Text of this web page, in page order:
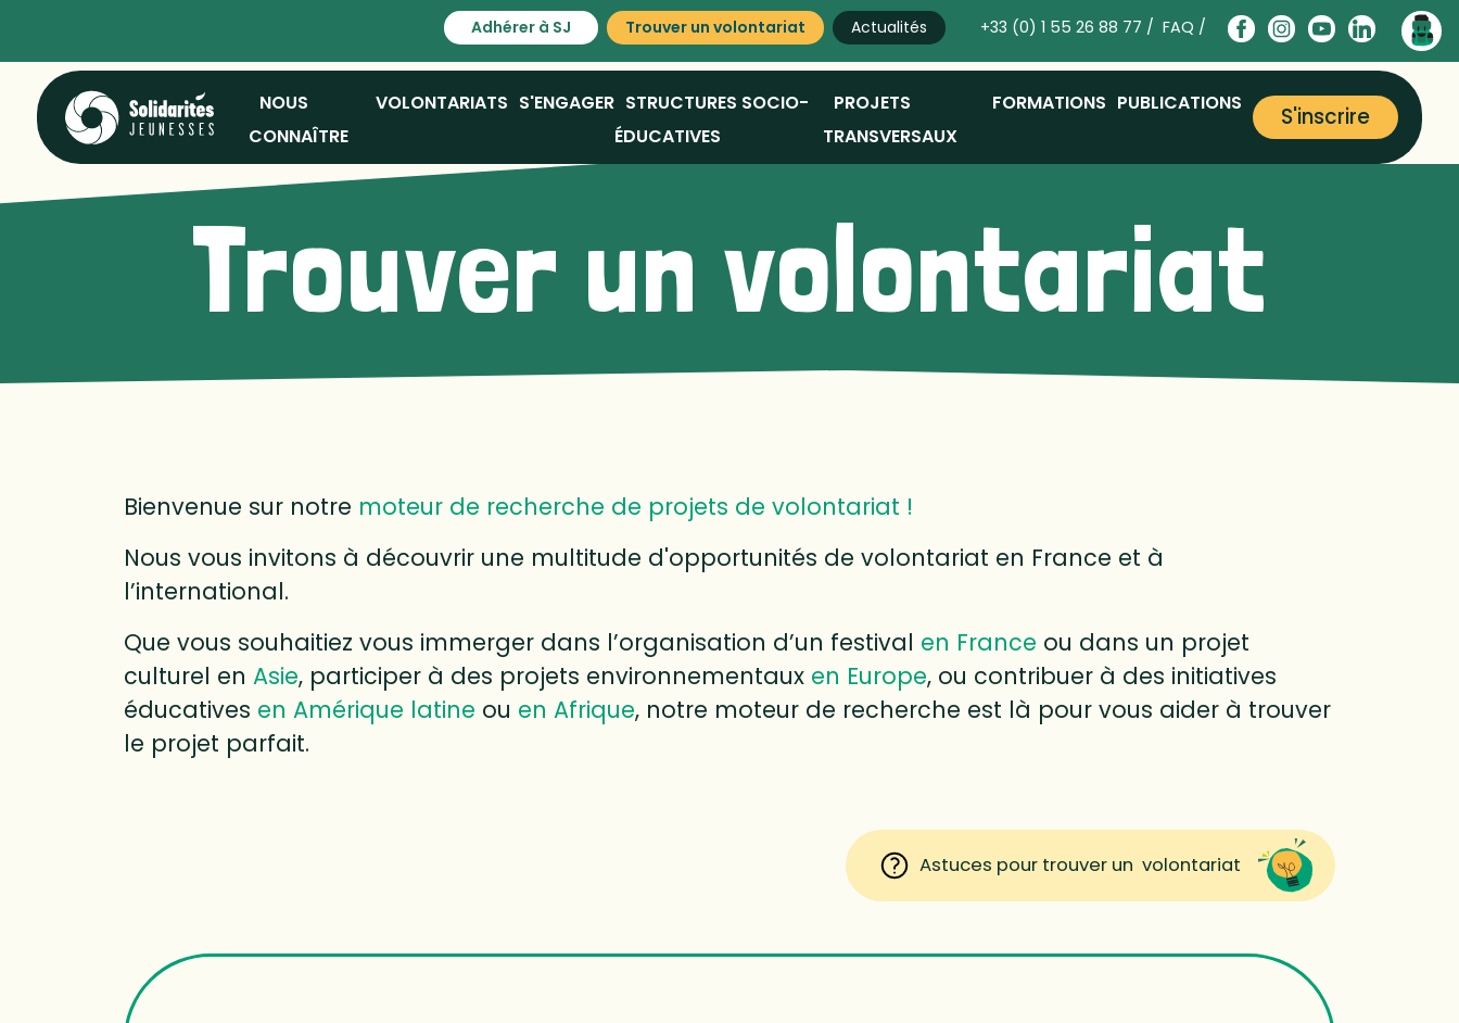
Adhérer à SJ Trouver un volontariat Actualités +33 (0) 1 55 26 88 77 / FAQ /
NOUS
CONNAÎTRE
VOLONTARIATS S'ENGAGER STRUCTURES SOCIO-
ÉDUCATIVES
PROJETS
TRANSVERSAUX
FORMATIONS PUBLICATIONS S'inscrire
Trouver un volontariat
Bienvenue sur notre moteur de recherche de projets de volontariat !
Nous vous invitons à découvrir une multitude d'opportunités de volontariat en France et à
l’international.
Que vous souhaitiez vous immerger dans l’organisation d’un festival en France ou dans un projet
culturel en Asie, participer à des projets environnementaux en Europe, ou contribuer à des initiatives
éducatives en Amérique latine ou en Afrique, notre moteur de recherche est là pour vous aider à trouver
le projet parfait.
Astuces pour trouver un volontariat